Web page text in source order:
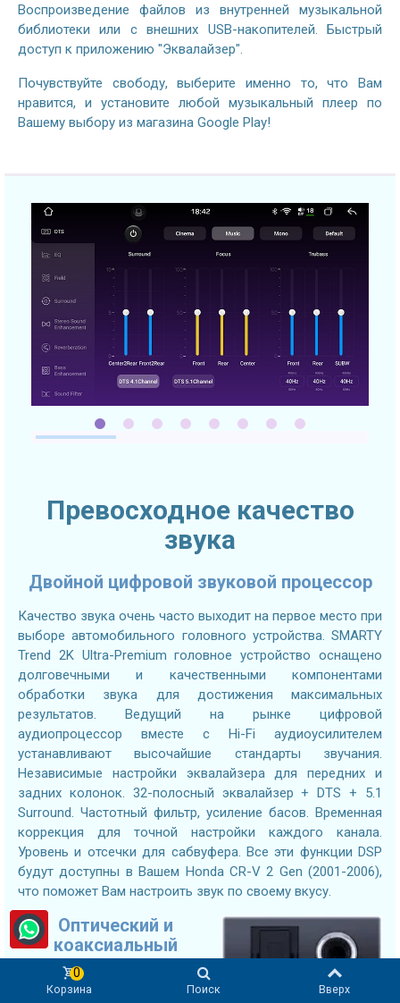
Воспроизведение файлов из внутренней музыкальной
библиотеки или с внешних USB-накопителей. Быстрый
доступ к приложению "Эквалайзер".
Почувствуйте свободу, выберите именно то, что Вам
нравится, и установите любой музыкальный плеер по
Вашему выбору из магазина Google Play!
Превосходное качество
звука
Двойной цифровой звуковой процессор
Качество звука очень часто выходит на первое место при
выборе автомобильного головного устройства. SMARTY
Trend 2K Ultra-Premium головное устройство оснащено
долговечными и качественными компонентами
обработки звука для достижения максимальных
результатов. Ведущий на рынке цифровой
аудиопроцессор вместе с Hi-Fi аудиоусилителем
устанавливают высочайшие стандарты звучания.
Независимые настройки эквалайзера для передних и
задних колонок. 32-полосный эквалайзер + DTS + 5.1
Surround. Частотный фильтр, усиление басов. Временная
коррекция для точной настройки каждого канала.
Уровень и отсечки для сабвуфера. Все эти функции DSP
будут доступны в Вашем Honda CR-V 2 Gen (2001-2006),
что поможет Вам настроить звук по своему вкусу.
Оптический и
коаксиальный
выходы
Подключайте DSP-усилители
Корзина
0
Поиск Вверх